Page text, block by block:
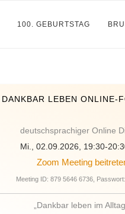
100. GEBURTSTAG
DANKBAR LEBEN ONLINE-
deutschsprachiger Online
Mi., 02.09.2026, 19:30-
Zoom Meeting
Meeting ID: 879 5646 6736,
„Dankbar leben im